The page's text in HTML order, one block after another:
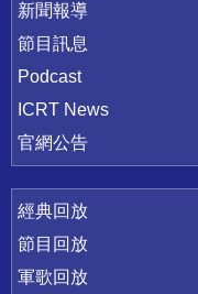
新聞報導
節目訊息
Podcast
ICRT News
官網公告
經典回放
節目回放
軍歌回放